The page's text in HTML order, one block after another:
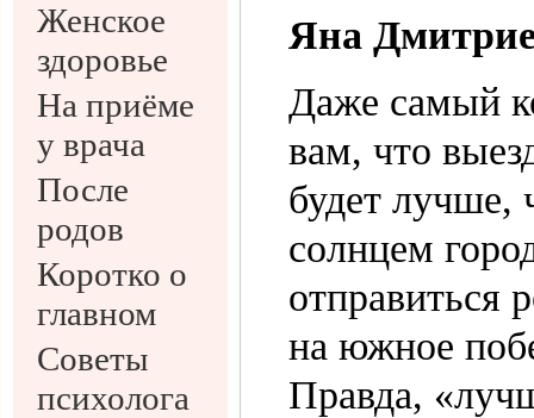
Женское
здоровье
На приёме
у врача
После
родов
Коротко о
главном
Советы
психолога
Яна
Даже самый
вам, что
будет лучше,
солнцем
отправиться
на южное
Правда,